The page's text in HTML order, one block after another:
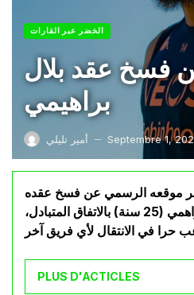
الخضر عبر القارات
فسخ عقد بلال
براهيمي
أمير تليلي — Septembre 1,
موقعه الرسمي عن فسخ عقده
مع الجناح الجزائري بلال براهمي (25 سنة) بالاتفاق المتبادل،
PLUS D'ACTICLES